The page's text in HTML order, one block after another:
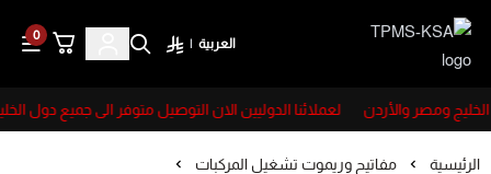
TPMS-KSA
العربية |
0
ومصر والأردن لعملائنا الدوليين الان التوصيل متوفر الى جميع دول
الرئيسية
مفاتيح وريموت تشغيل المركبات